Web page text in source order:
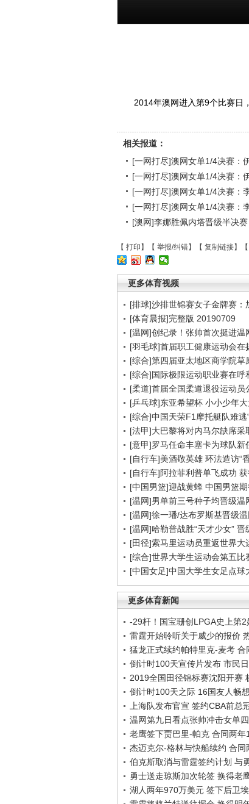
VS布查德 1
VS
2014年澳网进入第9个比赛日
相关报道：
[一网打尽]澳网女单1/4决赛：
[一网打尽]澳网女单1/4决赛：
[一网打尽]澳网女单1/4决赛：
[一网打尽]澳网女单1/4决赛：
[澳网]李娜胜佩内塔晋级半决
【 打印 】【 举报/纠错】【 复制链接】【
更多体育视频
[排球]沙排世锦赛女子金牌赛：
[体育晨报]完整版 20190709
[温网]创纪录！张帅首次挺进温
[羽毛球]首届职工健康运动会在
[综合]第四届亚太地区商学院草
[综合]国际极限运动职业赛在呼
[柔道]首届全国柔道退役运动员
[乒乓球]东亚希望杯 小小少年
[综合]中国天荣F1摩托艇队难逃
[法甲]大巴黎将对内马尔缺席采
[意甲]罗马任命丰塞卡为球队新
[自行车]美酒敬英雄 环法造访“
[自行车]阿拉菲利普单飞成功
[中国男篮]迎战黄蜂 中国男篮
[温网]男单前三号种子均晋级温
[温网]徐一璠/达布罗斯基晋级
[温网]哈勒普战胜“天才少女” 晋
[田径]索马里运动员重返世界大
[综合]世界大学生运动会第五比
[中国女足]中国大学生女足点球
更多体育新闻
-29杆！国宝珊创LPGA史上第2
雷霆开始聆听关于威少的报价
猛龙正式续约帕特里克-麦考 合
倒计时100天宣传片发布 市民
2019全国田径锦标赛沈阳开赛
倒计时100天之际 16国友人畅
上海队发布官宣 签约CBA前总
温网第九日看点张帅冲击女单
老鹰签下贾巴里-帕克 合同两年
杰迈克尔-格林与快船续约 合
伯克斯取消与雷霆签约计划 与
勇士送走琼斯加次轮签 换得老
湖人两年970万美元 签下后卫